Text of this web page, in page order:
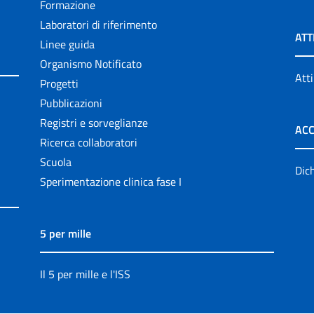
Formazione
Laboratori di riferimento
Linee guida
Organismo Notificato
Progetti
Pubblicazioni
Registri e sorveglianze
Ricerca collaboratori
Scuola
Sperimentazione clinica fase I
5 per mille
Il 5 per mille e l'ISS
Atti